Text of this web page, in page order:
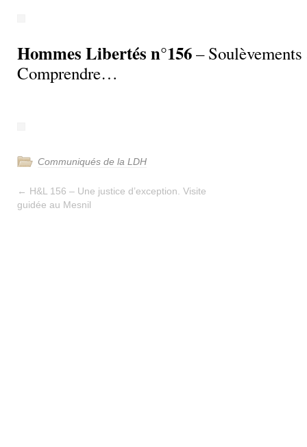
Hommes Libertés n°156– Soulèvements
Comprendre…
Communiqués de la LDH
← H&L 156 – Une justice d’exception. Visite
guidée au Mesnil